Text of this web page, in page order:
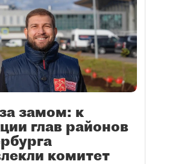
замом: к
глав районов
комитет